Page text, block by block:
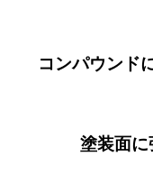
コンパウンド
塗装面に